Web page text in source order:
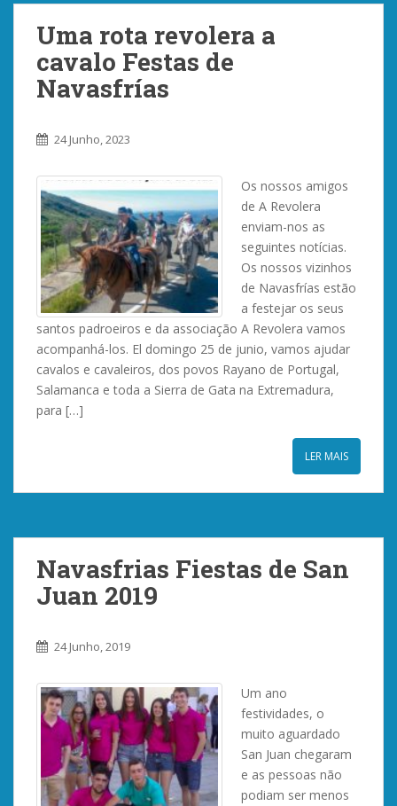
Uma rota revolera a
cavalo Festas de
Navasfrías
24 Junho, 2023
Os nossos amigos
de A Revolera
enviam-nos as
seguintes notícias.
Os nossos vizinhos
de Navasfrías estão
a festejar os seus
santos padroeiros e da associação A Revolera vamos
acompanhá-los. El domingo 25 de junio, vamos ajudar
cavalos e cavaleiros, dos povos Rayano de Portugal,
Salamanca e toda a Sierra de Gata na Extremadura,
para […]
LER MAIS
Navasfrias Fiestas de San
Juan 2019
24 Junho, 2019
Um ano
festividades, o
muito aguardado
San Juan chegaram
e as pessoas não
podiam ser menos